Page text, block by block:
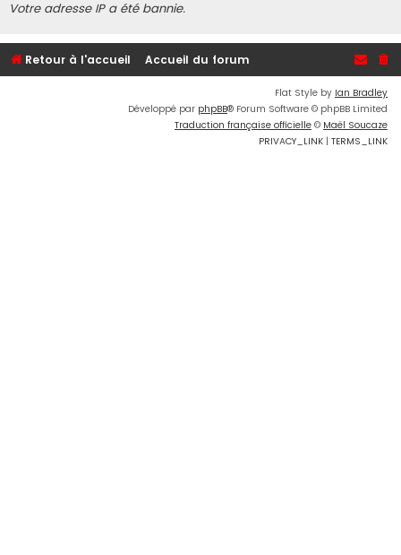
Votre adresse IP a été bannie.
Retour à l'accueil Accueil du forum
Flat Style by Ian Bradley
Développé par phpBB® Forum Software © phpBB Limited
Traduction française officielle © Maël Soucaze
PRIVACY_LINK | TERMS_LINK